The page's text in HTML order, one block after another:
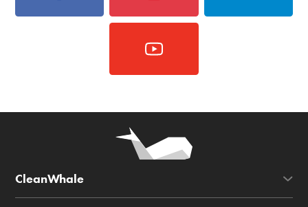
CleanWhale